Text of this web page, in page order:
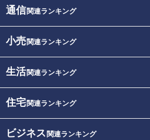
通信関連ランキング
小売関連ランキング
生活関連ランキング
住宅関連ランキング
ビジネス 関連ランキング